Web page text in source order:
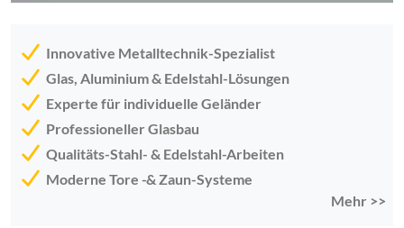
Innovative Metalltechnik-Spezialist
Glas, Aluminium & Edelstahl-Lösungen
Experte für individuelle Geländer
Professioneller Glasbau
Qualitäts-Stahl- & Edelstahl-Arbeiten
Moderne Tore -& Zaun-Systeme
Mehr >>